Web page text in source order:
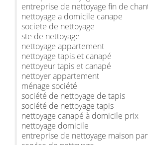
entreprise de nettoyage fin de
nettoyage a domicile canape
societe de nettoyage
ste de nettoyage
nettoyage appartement
nettoyage tapis et canapé
nettoyeur tapis et canapé
nettoyer appartement
ménage société
société de nettoyage de tapis
société de nettoyage tapis
nettoyage canapé à domicile prix
nettoyage domicile
entreprise de nettoyage maison